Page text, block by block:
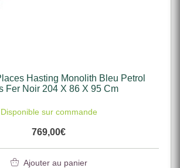
Hasting Monolith Bleu Petrol
Fer Noir 204 X 86 X 95 Cm
Disponible sur commande
769,00€
Ajouter au panier